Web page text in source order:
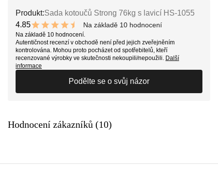
Produkt:Sada kotoučů Strong 76kg s lavicí HS-1055
4.85
9.7 out of 10 stars
Na základě 10 hodnocení
Na základě 10 hodnocení.
Autentičnost recenzí v obchodě není před jejich zveřejněním
kontrolována. Mohou proto pocházet od spotřebitelů, kteří
recenzované výrobky ve skutečnosti nekoupili/nepoužili. Další
informace
Podělte se o svůj názor
Hodnocení zákazníků (10)